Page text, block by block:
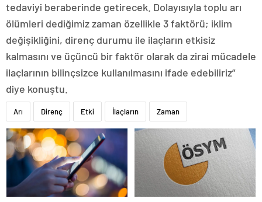
tedaviyi beraberinde getirecek. Dolayısıyla toplu arı
ölümleri dediğimiz zaman özellikle 3 faktörü; iklim
değişikliğini, direnç durumu ile ilaçların etkisiz
kalmasını ve üçüncü bir faktör olarak da zirai mücadele
ilaçlarının bilinçsizce kullanılmasını ifade edebiliriz”
diye konuştu.
Arı Direnç Etki İlaçların Zaman